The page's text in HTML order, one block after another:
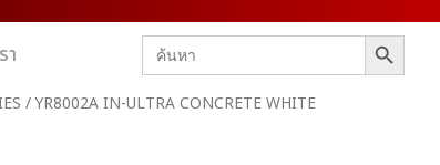
า Search
for:
SEARCH BUTTON
/ YR8002A IN-ULTRA CONCRETE WHITE